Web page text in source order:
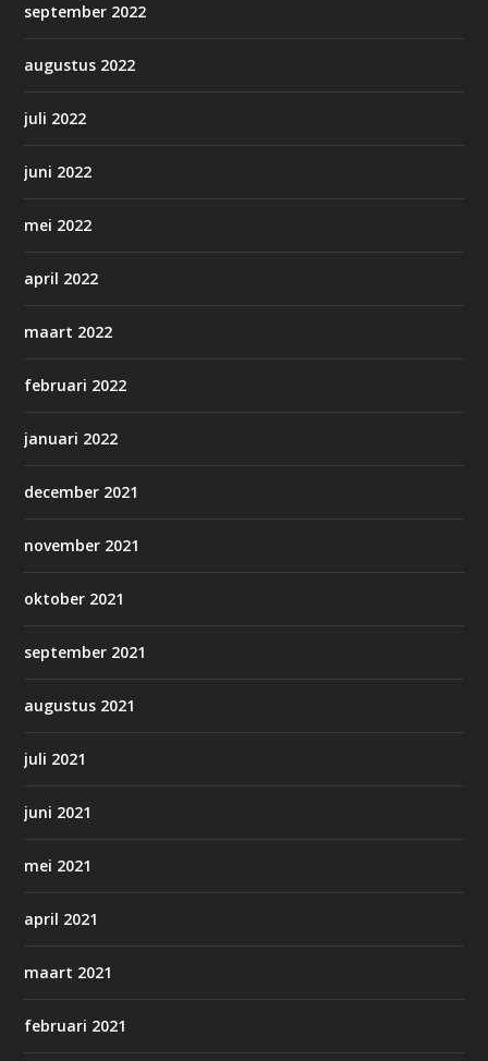
september 2022
augustus 2022
juli 2022
juni 2022
mei 2022
april 2022
maart 2022
februari 2022
januari 2022
december 2021
november 2021
oktober 2021
september 2021
augustus 2021
juli 2021
juni 2021
mei 2021
april 2021
maart 2021
februari 2021